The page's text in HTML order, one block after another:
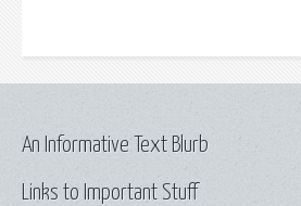
Links to Important Stuff
An Informative Text Blurb